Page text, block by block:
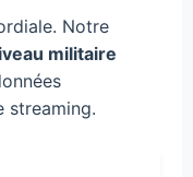
Notre
militaire
streaming.